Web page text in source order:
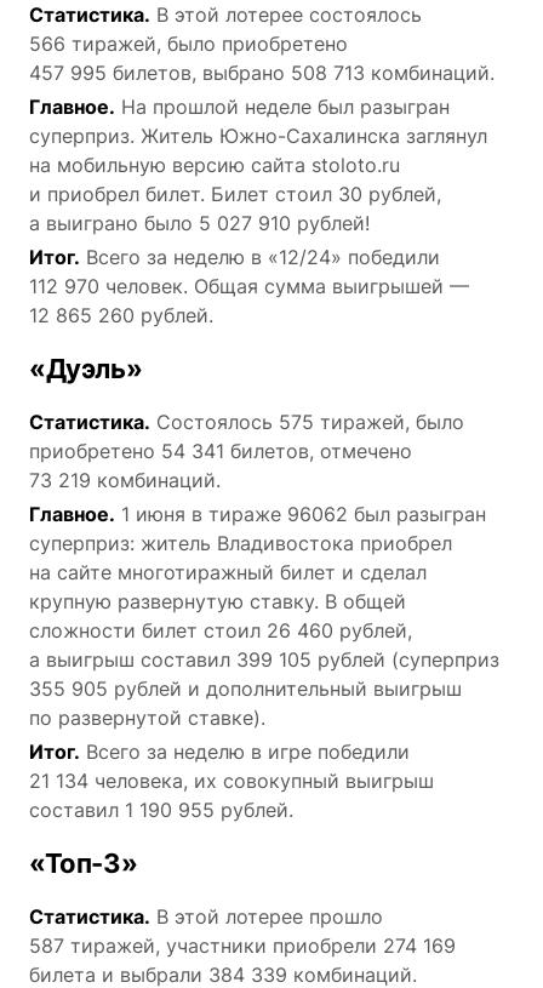
Статистика. В этой лотерее состоялось
566 тиражей, было приобретено
457 995 билетов, выбрано 508 713 комбинаций.
Главное. На прошлой неделе был разыгран
суперприз. Житель Южно-Сахалинска заглянул
на мобильную версию сайта stoloto.ru
и приобрел билет. Билет стоил 30 рублей,
а выиграно было 5 027 910 рублей!
Итог. Всего за неделю в «12/24» победили
112 970 человек. Общая сумма выигрышей —
12 865 260 рублей.
«Дуэль»
Статистика. Состоялось 575 тиражей, было
приобретено 54 341 билетов, отмечено
73 219 комбинаций.
Главное. 1 июня в тираже 96062 был разыгран
суперприз: житель Владивостока приобрел
на сайте многотиражный билет и сделал
крупную развернутую ставку. В общей
сложности билет стоил 26 460 рублей,
а выигрыш составил 399 105 рублей (суперприз
355 905 рублей и дополнительный выигрыш
по развернутой ставке).
Итог. Всего за неделю в игре победили
21 134 человека, их совокупный выигрыш
составил 1 190 955 рублей.
«Топ-3»
Статистика. В этой лотерее прошло
587 тиражей, участники приобрели 274 169
билета и выбрали 384 339 комбинаций.